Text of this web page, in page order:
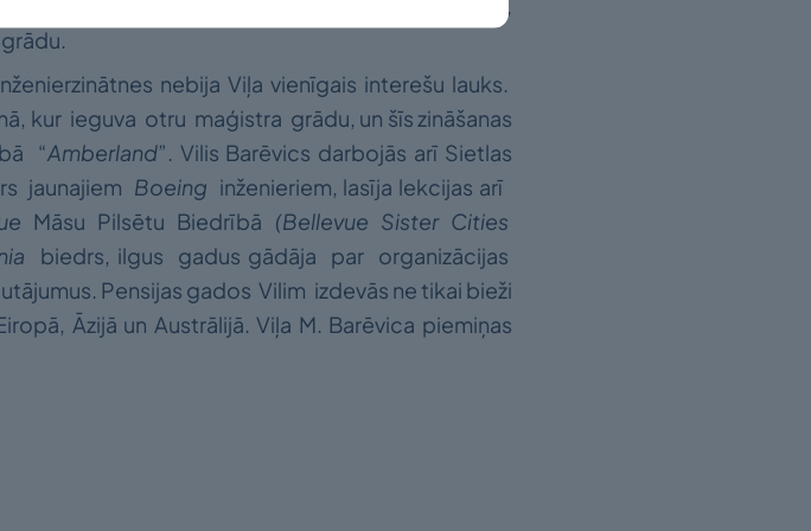
nebija Viļa vienīgais interešu lauks.
kur ieguva otru maģistra grādu, un šīs zināšanas
“Amberland”. Vilis Barēvics darbojās arī Sietlas
jaunajiem Boeing inženieriem, lasīja lekcijas arī
Māsu Pilsētu Biedrībā (Bellevue Sister Cities
biedrs, ilgus gadus gādāja par organizācijas
Pensijas gados Vilim izdevās ne tikai bieži
Āzijā un Austrālijā. Viļa M. Barēvica piemiņas